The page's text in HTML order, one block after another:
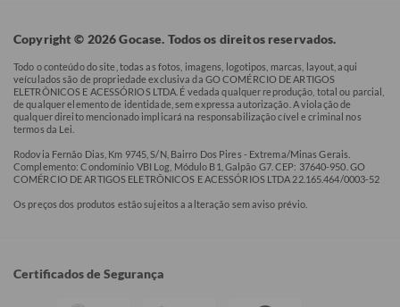
Copyright © 2026 Gocase. Todos os direitos reservados.
Todo o conteúdo do site, todas as fotos, imagens, logotipos, marcas, layout, aqui
veículados são de propriedade exclusiva da GO COMÉRCIO DE ARTIGOS
ELETRÔNICOS E ACESSÓRIOS LTDA. É vedada qualquer reprodução, total ou parcial,
de qualquer elemento de identidade, sem expressa autorização. A violação de
qualquer direito mencionado implicará na responsabilização cível e criminal nos
termos da Lei.
Rodovia Fernão Dias, Km 9745, S/N, Bairro Dos Pires - Extrema/Minas Gerais.
Complemento: Condomínio VBI Log, Módulo B1, Galpão G7. CEP: 37640-950. GO
COMÉRCIO DE ARTIGOS ELETRÔNICOS E ACESSÓRIOS LTDA 22.165.464/0003-52
Os preços dos produtos estão sujeitos a alteração sem aviso prévio.
Certificados de Segurança